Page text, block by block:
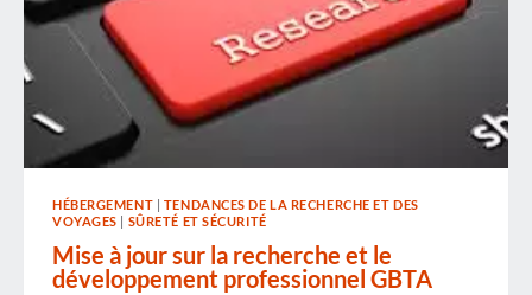
HÉBERGEMENT | TENDANCES DE LA RECHERCHE ET DES
VOYAGES | SÛRETÉ ET SÉCURITÉ
Mise à jour sur la recherche et le
développement professionnel GBTA